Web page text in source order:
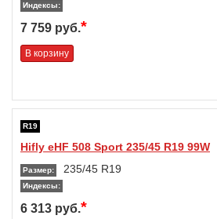
Индексы:
7 759 руб.*
В корзину
R19
Hifly eHF 508 Sport 235/45 R19 99W
Размер: 235/45 R19
Индексы:
6 313 руб.*